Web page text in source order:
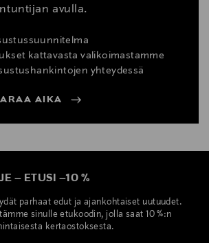
avulla.
kattavasta valikoimastamme
yhteydessä
AIKA
– ETUSI –10 %
parhaat edut ja ajankohtaiset uutuudet.
sinulle etukoodin, jolla saat 10 %:n
kertaostoksesta.